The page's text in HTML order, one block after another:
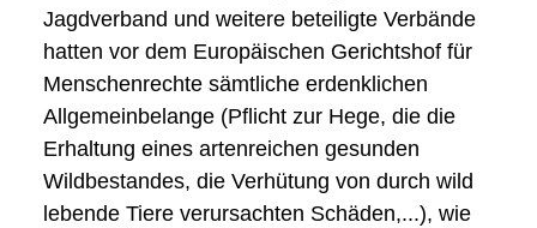
Jagdverband und weitere beteiligte Verbände
hatten vor dem Europäischen Gerichtshof für
Menschenrechte sämtliche erdenklichen
Allgemeinbelange (Pflicht zur Hege, die die
Erhaltung eines artenreichen gesunden
Wildbestandes, die Verhütung von durch wild
lebende Tiere verursachten Schäden,...), wie